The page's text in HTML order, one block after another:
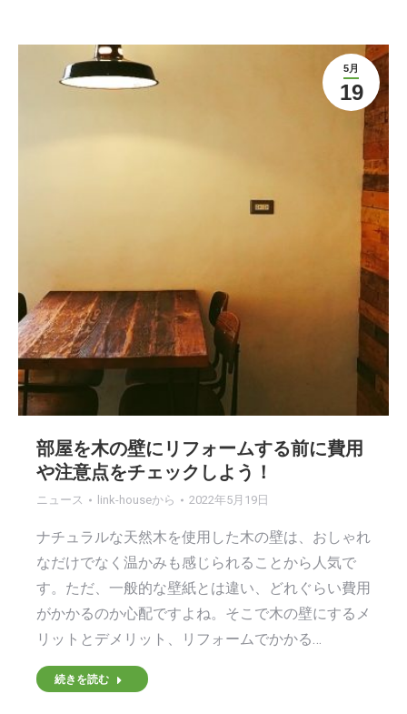
5月
19
部屋を木の壁にリフォームする前に費用
や注意点をチェックしよう！
ニュース link-houseから 2022年5月19日
ナチュラルな天然木を使用した木の壁は、おしゃれ
なだけでなく温かみも感じられることから人気で
す。ただ、一般的な壁紙とは違い、どれぐらい費用
がかかるのか心配ですよね。そこで木の壁にするメ
リットとデメリット、リフォームでかかる…
続きを読む